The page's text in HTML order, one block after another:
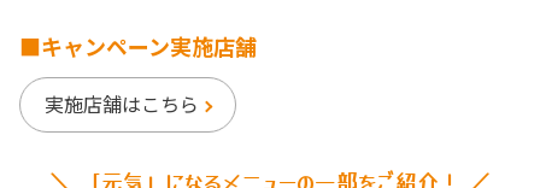
■キャンペーン実施店舗
実施店舗はこちら
＼ 「元気」になるメニューの一部をご紹介！ ／